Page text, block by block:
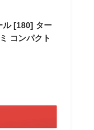
ル [180] ター
コンパクト